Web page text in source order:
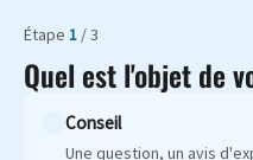
Étape 1 / 3
Quel est l'objet de
Conseil
Une question, un avis